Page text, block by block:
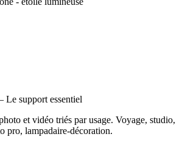
support essentiel
et vidéo triés par usage. Voyage, studio,
pro, lampadaire-décoration.